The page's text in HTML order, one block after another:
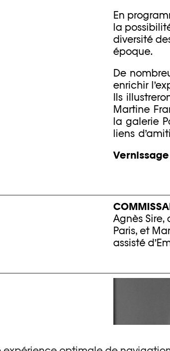
En
la
diversité
époque.
De
enrichir
Ils
Martine
la galerie
liens
Vernissage
Agnès
Paris, et
assisté